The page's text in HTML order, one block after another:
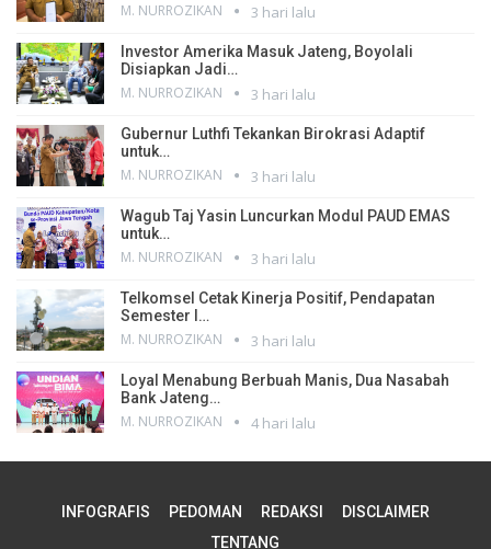
M. NURROZIKAN 3 hari lalu
Investor Amerika Masuk Jateng, Boyolali
Disiapkan Jadi…
M. NURROZIKAN 3 hari lalu
Gubernur Luthfi Tekankan Birokrasi Adaptif
untuk…
M. NURROZIKAN 3 hari lalu
Wagub Taj Yasin Luncurkan Modul PAUD EMAS
untuk…
M. NURROZIKAN 3 hari lalu
Telkomsel Cetak Kinerja Positif, Pendapatan
Semester I…
M. NURROZIKAN 3 hari lalu
Loyal Menabung Berbuah Manis, Dua Nasabah
Bank Jateng…
M. NURROZIKAN 4 hari lalu
INFOGRAFIS PEDOMAN REDAKSI
DISCLAIMER
TENTANG